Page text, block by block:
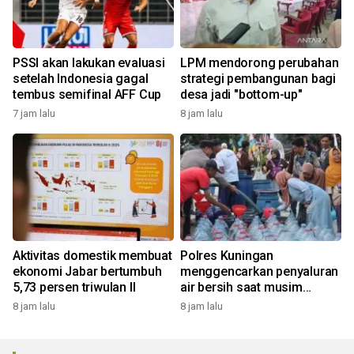
PSSI akan lakukan evaluasi
setelah Indonesia gagal
tembus semifinal AFF Cup
7 jam lalu
LPM mendorong perubahan
strategi pembangunan bagi
desa jadi "bottom-up"
8 jam lalu
Aktivitas domestik membuat
ekonomi Jabar bertumbuh
5,73 persen triwulan II
8 jam lalu
Polres Kuningan
menggencarkan penyaluran
air bersih saat musim
kemarau
8 jam lalu